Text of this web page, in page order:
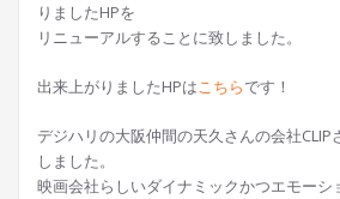
りましたHPを
リニューアルすることに致しました。
出来上がりましたHPはこちらです！
デジハリの大阪仲間の天久さんの会社
しました。
映画会社らしいダイナミックかつエモーシ